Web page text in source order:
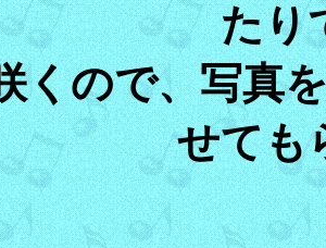
たり
くので、写真
せても